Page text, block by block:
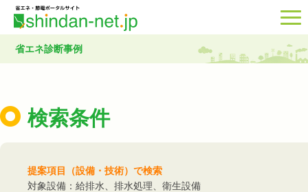
省エネ診断事例
検索条件
提案項目（設備・技術）で検索
対象設備：給排水、排水処理、衛生設備